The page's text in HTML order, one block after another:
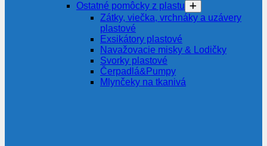
Ostatné pomôcky z plastu
Zátky, viečka, vrchnáky a uzávery
plastové
Exsikátory plastové
Navažovacie misky & Lodičky
Svorky plastové
Čerpadlá&Pumpy
Mlynčeky na tkanivá